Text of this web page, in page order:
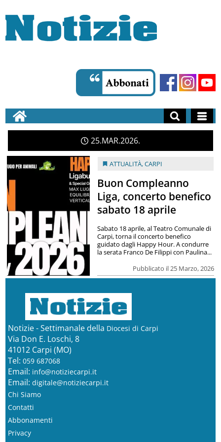
25 MAR2026
ATTUALITÀ,CARPI
Buon Compleanno
Liga, concerto benefico
sabato 18 aprile
Pubblicato il 25 Marzo, 2026
Sabato 18 aprile, al Teatro Comunale di
Carpi, torna il concerto benefico
guidato dagli Happy Hour. A condurre
la serata Franco De Filippi con Paulina...
Notizie - Settimanale della Diocesi di Carpi
Via Don E. Loschi, 8
41012 Carpi (MO)
Tel: 059 687068
Email: info@notiziecarpi.it
Email: digitale@notiziecarpi.it
Chi Siamo
Contatti
Abbonamenti
Privacy